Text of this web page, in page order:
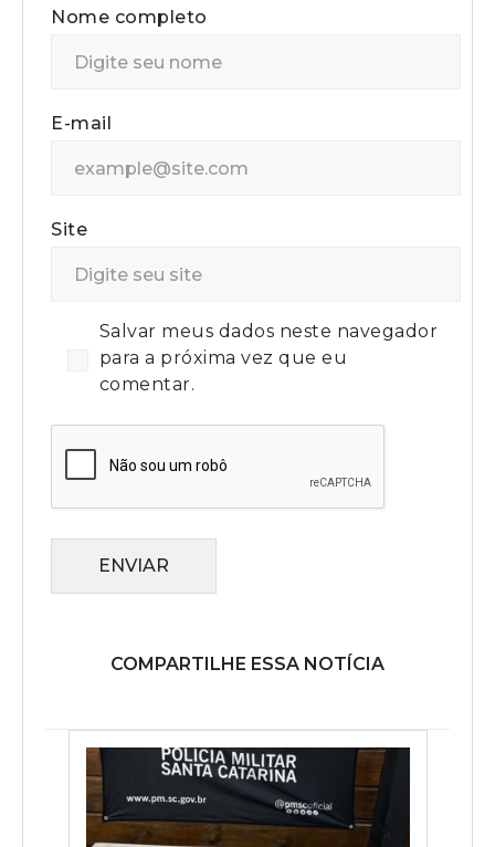
Nome completo
E-mail
Site
Salvar meus dados neste navegador
para a próxima vez que eu
comentar.
ENVIAR
COMPARTILHE ESSA NOTÍCIA